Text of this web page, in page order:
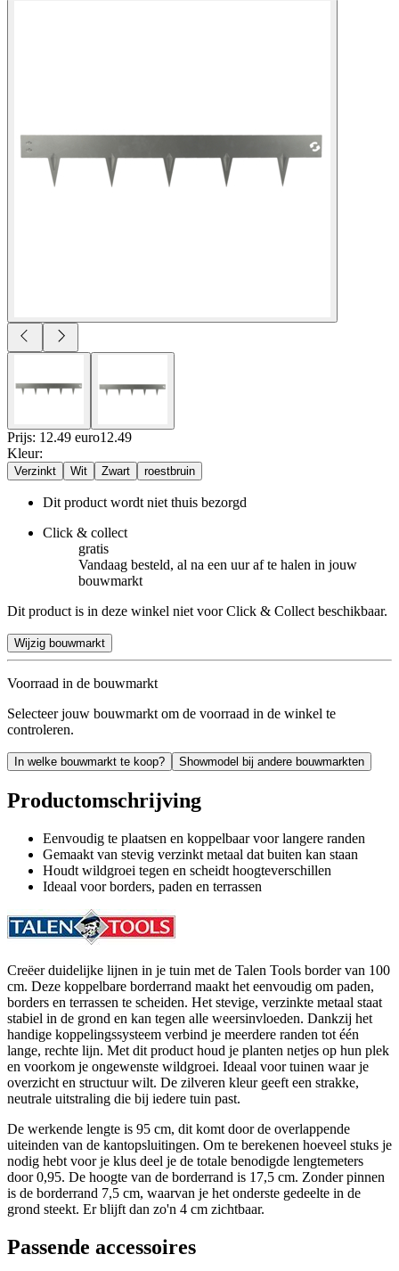
Prijs: 12.49 euro12.49
Kleur:
Verzinkt Wit Zwart roestbruin
Dit product wordt niet thuis bezorgd
Click & collect
gratis
Vandaag besteld, al na een uur af te halen in jouw
bouwmarkt
Dit product is in deze winkel niet voor Click & Collect beschikbaar.
Wijzig bouwmarkt
Voorraad in de bouwmarkt
Selecteer jouw bouwmarkt om de voorraad in de winkel te
controleren.
In welke bouwmarkt te koop? Showmodel bij andere bouwmarkten
Productomschrijving
Eenvoudig te plaatsen en koppelbaar voor langere randen
Gemaakt van stevig verzinkt metaal dat buiten kan staan
Houdt wildgroei tegen en scheidt hoogteverschillen
Ideaal voor borders, paden en terrassen
Creëer duidelijke lijnen in je tuin met de Talen Tools border van 100
cm. Deze koppelbare borderrand maakt het eenvoudig om paden,
borders en terrassen te scheiden. Het stevige, verzinkte metaal staat
stabiel in de grond en kan tegen alle weersinvloeden. Dankzij het
handige koppelingssysteem verbind je meerdere randen tot één
lange, rechte lijn. Met dit product houd je planten netjes op hun plek
en voorkom je ongewenste wildgroei. Ideaal voor tuinen waar je
overzicht en structuur wilt. De zilveren kleur geeft een strakke,
neutrale uitstraling die bij iedere tuin past.
De werkende lengte is 95 cm, dit komt door de overlappende
uiteinden van de kantopsluitingen. Om te berekenen hoeveel stuks je
nodig hebt voor je klus deel je de totale benodigde lengtemeters
door 0,95. De hoogte van de borderrand is 17,5 cm. Zonder pinnen
is de borderrand 7,5 cm, waarvan je het onderste gedeelte in de
grond steekt. Er blijft dan zo'n 4 cm zichtbaar.
Passende accessoires